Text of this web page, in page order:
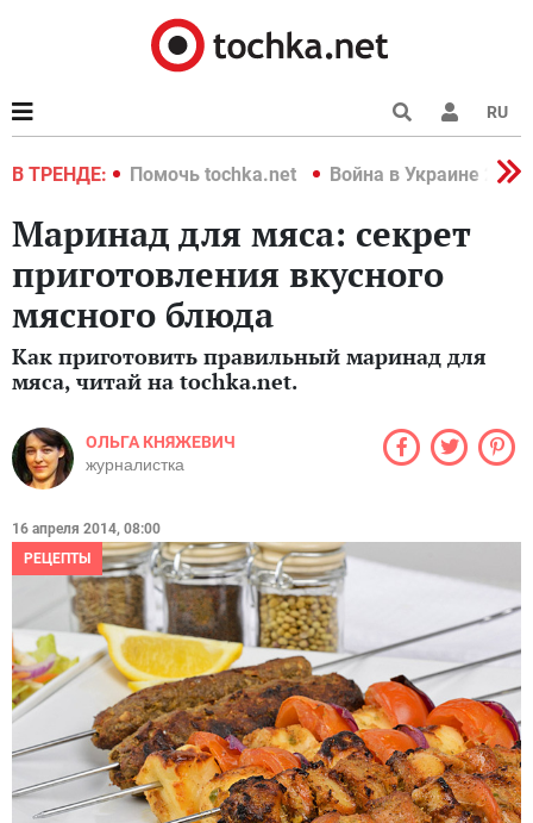
RU
В ТРЕНДЕ:
2022 Помочь tochka.net Война в Украине 2022
Маринад для мяса: секрет
приготовления вкусного
мясного блюда
Как приготовить правильный маринад для
мяса, читай на tochka.net.
ОЛЬГА КНЯЖЕВИЧ
журналистка
16 апреля 2014, 08:00
РЕЦЕПТЫ